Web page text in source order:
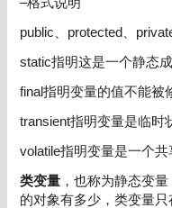
public、protected、
static指明这是一个静态
final指明变量的值不能被
transient指明变量是临时
volatile指明变量是一个共
类变量 ，也称为静态变
的对象有多少，类变量